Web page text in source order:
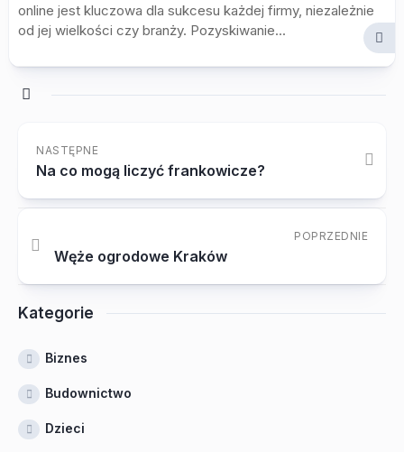
online jest kluczowa dla sukcesu każdej firmy, niezależnie
od jej wielkości czy branży. Pozyskiwanie...
NASTĘPNE
Na co mogą liczyć frankowicze?
POPRZEDNIE
Węże ogrodowe Kraków
Kategorie
Biznes
Budownictwo
Dzieci